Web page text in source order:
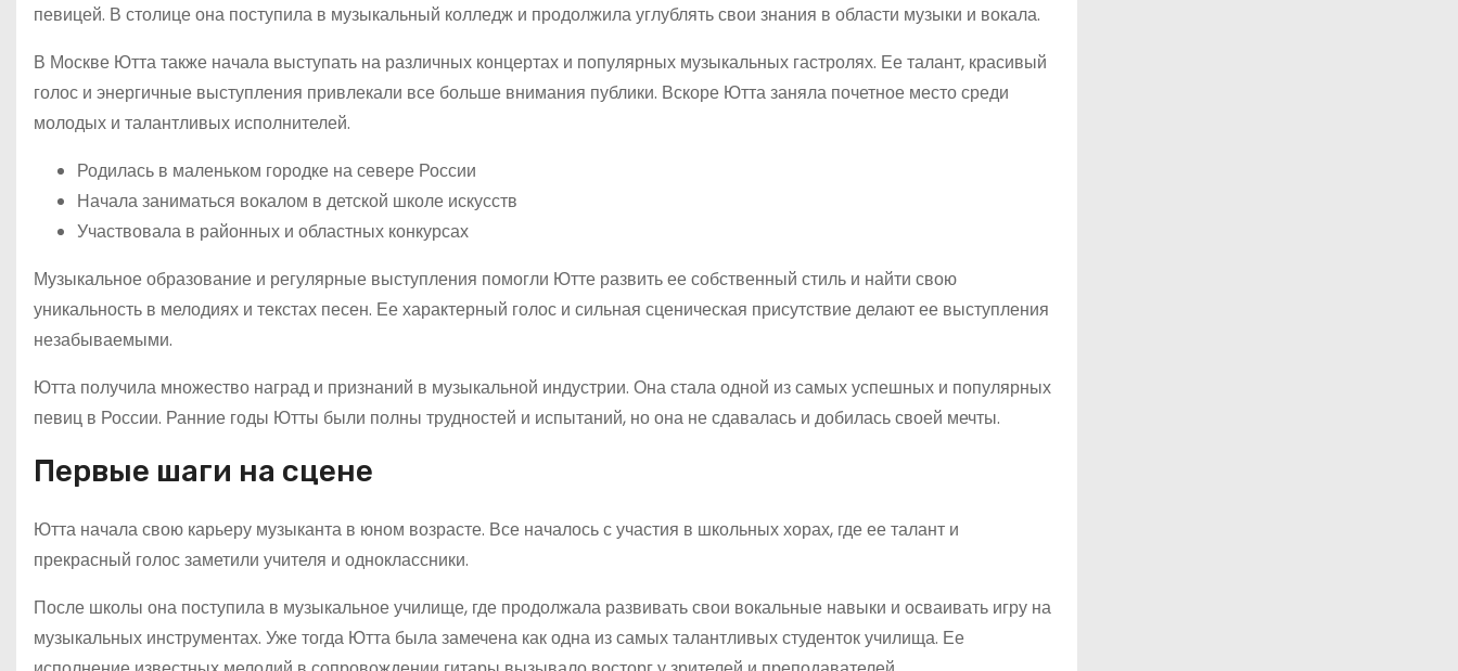
певицей. В столице она поступила в музыкальный колледж и продолжила углублять свои знания в области музыки и вокала.
В Москве Ютта также начала выступать на различных концертах и популярных музыкальных гастролях. Ее талант, красивый
голос и энергичные выступления привлекали все больше внимания публики. Вскоре Ютта заняла почетное место среди
молодых и талантливых исполнителей.
Родилась в маленьком городке на севере России
Начала заниматься вокалом в детской школе искусств
Участвовала в районных и областных конкурсах
Музыкальное образование и регулярные выступления помогли Ютте развить ее собственный стиль и найти свою
уникальность в мелодиях и текстах песен. Ее характерный голос и сильная сценическая присутствие делают ее выступления
незабываемыми.
Ютта получила множество наград и признаний в музыкальной индустрии. Она стала одной из самых успешных и популярных
певиц в России. Ранние годы Ютты были полны трудностей и испытаний, но она не сдавалась и добилась своей мечты.
Первые шаги на сцене
Ютта начала свою карьеру музыканта в юном возрасте. Все началось с участия в школьных хорах, где ее талант и
прекрасный голос заметили учителя и одноклассники.
После школы она поступила в музыкальное училище, где продолжала развивать свои вокальные навыки и осваивать игру на
музыкальных инструментах. Уже тогда Ютта была замечена как одна из самых талантливых студенток училища. Ее